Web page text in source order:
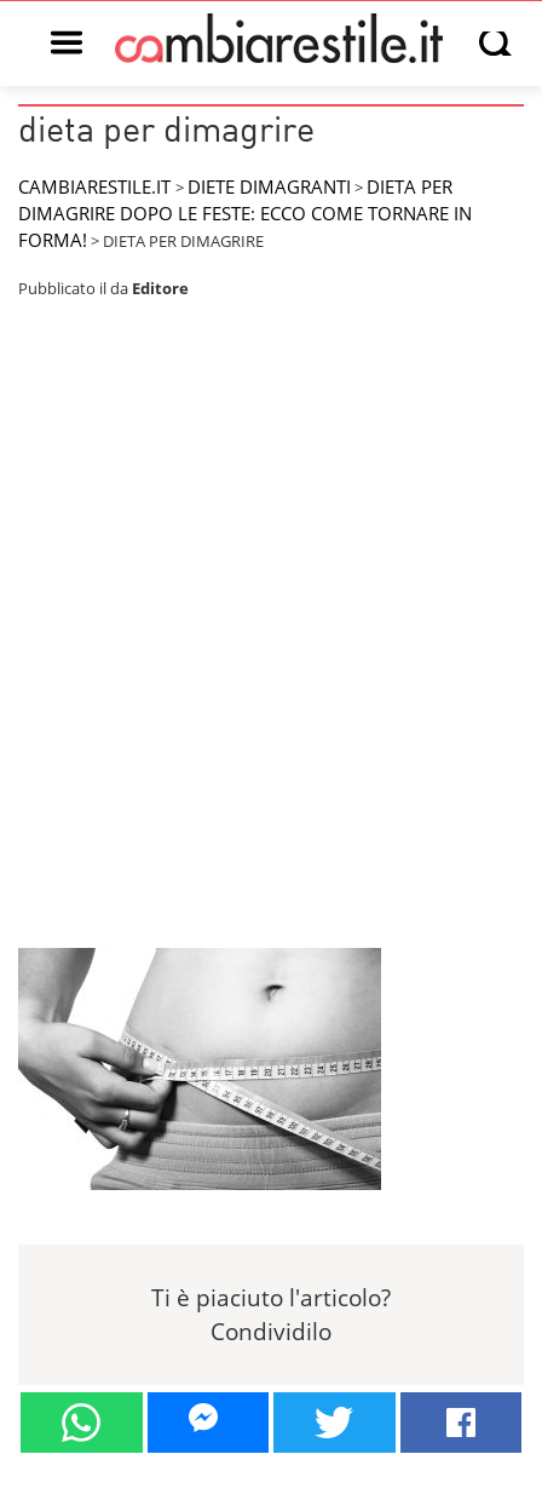
Open main menu Open
dieta per dimagrire
CAMBIARESTILE.IT > DIETE DIMAGRANTI > DIETA PER
DIMAGRIRE DOPO LE FESTE: ECCO COME TORNARE IN
FORMA! > DIETA PER DIMAGRIRE
Pubblicato ilda Editore
Ti è piaciuto l'articolo?
Condividilo